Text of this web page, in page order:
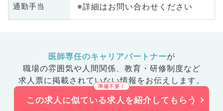
通勤手当 ※詳細はお問い合わせください
医師専任のキャリアパートナーが
職場の雰囲気や人間関係、 教育・研修制度など
求人票に掲載されていない情報をお伝えします。
この求人に似ている求人を紹介してもらう